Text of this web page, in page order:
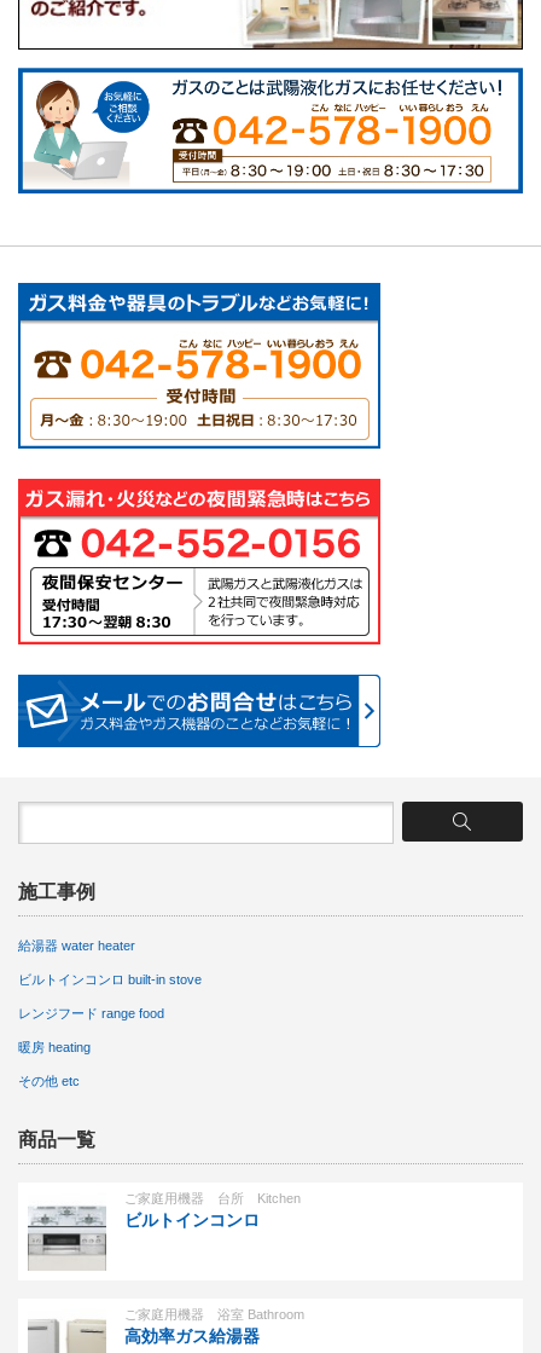
施工事例
給湯器 water heater
ビルトインコンロ built-in stove
レンジフード range food
暖房 heating
その他 etc
商品一覧
ご家庭用機器 台所 Kitchen
ビルトインコンロ
ご家庭用機器 浴室 Bathroom
高効率ガス給湯器